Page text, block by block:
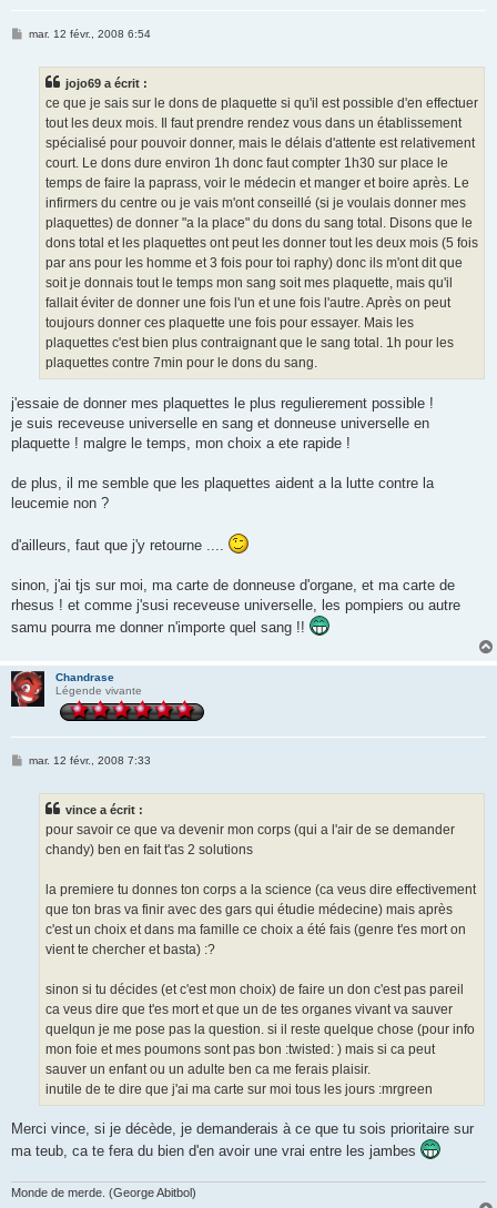
Mmar. 12 févr., 2008 6:54
jojo69 a écrit :
ce que je sais sur le dons de plaquette si qu'il est possible d'en effectuer
tout les deux mois. Il faut prendre rendez vous dans un établissement
spécialisé pour pouvoir donner, mais le délais d'attente est relativement
court. Le dons dure environ 1h donc faut compter 1h30 sur place le
temps de faire la paprass, voir le médecin et manger et boire après. Le
infirmers du centre ou je vais m'ont conseillé (si je voulais donner mes
plaquettes) de donner "a la place" du dons du sang total. Disons que le
dons total et les plaquettes ont peut les donner tout les deux mois (5 fois
par ans pour les homme et 3 fois pour toi raphy) donc ils m'ont dit que
soit je donnais tout le temps mon sang soit mes plaquette, mais qu'il
fallait éviter de donner une fois l'un et une fois l'autre. Après on peut
toujours donner ces plaquette une fois pour essayer. Mais les
plaquettes c'est bien plus contraignant que le sang total. 1h pour les
plaquettes contre 7min pour le dons du sang.
j'essaie de donner mes plaquettes le plus regulierement possible !
je suis receveuse universelle en sang et donneuse universelle en
plaquette ! malgre le temps, mon choix a ete rapide !
de plus, il me semble que les plaquettes aident a la lutte contre la
leucemie non ?
d'ailleurs, faut que j'y retourne ....
sinon, j'ai tjs sur moi, ma carte de donneuse d'organe, et ma carte de
rhesus ! et comme j'susi receveuse universelle, les pompiers ou autre
samu pourra me donner n'importe quel sang !!
Chandrase
Légende vivante
Mmar. 12 févr., 2008 7:33
vince a écrit :
pour savoir ce que va devenir mon corps (qui a l'air de se demander
chandy) ben en fait t'as 2 solutions
la premiere tu donnes ton corps a la science (ca veus dire effectivement
que ton bras va finir avec des gars qui étudie médecine) mais après
c'est un choix et dans ma famille ce choix a été fais (genre t'es mort on
vient te chercher et basta) :?
sinon si tu décides (et c'est mon choix) de faire un don c'est pas pareil
ca veus dire que t'es mort et que un de tes organes vivant va sauver
quelqun je me pose pas la question. si il reste quelque chose (pour info
mon foie et mes poumons sont pas bon :twisted: ) mais si ca peut
sauver un enfant ou un adulte ben ca me ferais plaisir.
inutile de te dire que j'ai ma carte sur moi tous les jours :mrgreen
Merci vince, si je décède, je demanderais à ce que tu sois prioritaire sur
ma teub, ca te fera du bien d'en avoir une vrai entre les jambes
Monde de merde. (George Abitbol)